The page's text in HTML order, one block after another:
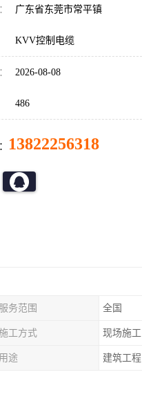
广东省东莞市常平镇
KVV控制电缆
2026-08-08
486
13822256318
服务范围 全国
工方式 现场施工
用途 建筑工程